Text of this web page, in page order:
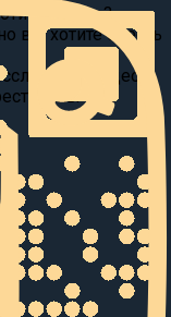
поесть?
вы хотите съесть
видео
или